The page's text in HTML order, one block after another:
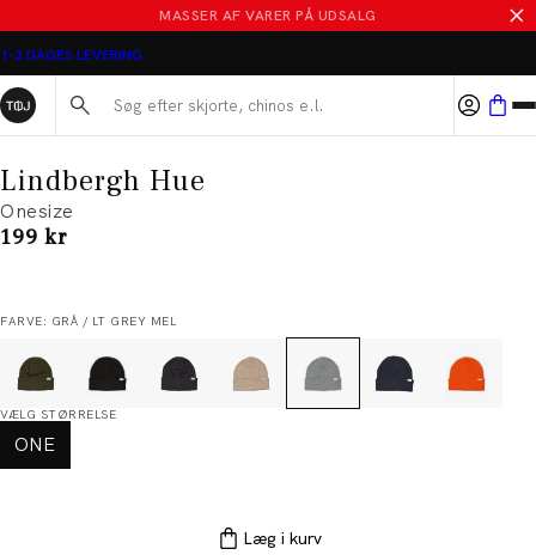
MASSER AF VARER PÅ UDSALG
1-2 DAGES LEVERING
Søg her...
Lindbergh Hue
Onesize
I alt (inkl. rabat)
199 kr
FARVE: GRÅ / LT GREY MEL
VÆLG STØRRELSE
ONE
Læg i kurv